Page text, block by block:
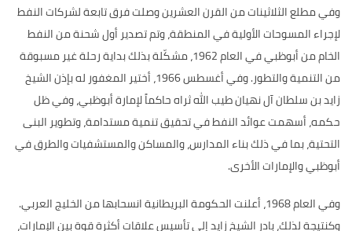
وفي مطلع الثلاثينات من القرن العشرين وصلت فرق تابعة لشركات النفط
لإجراء المسوحات الأولية في المنطقة، وتم تصدير أول شحنة من النفط
الخام من أبوظبي في العام1962، مشكّلة بذلك بداية رحلة غير مسبوقة
من التنمية والتطور.وفي أغسطس1966، أختير المغفور له بإذن الشيخ
زايد بن سلطان آل نهيان طيب الله ثراه حاكماً لإمارة أبوظبي، وفي ظل
حكمه، أسهمت عوائد النفط في تحقيق تنمية مستدامة، وتطوير البنى
التحتية، بما في ذلك بناء المدارس، والمساكن والمستشفيات والطرق في
أبوظبي والإمارات الأخرى.
وفي العام1968، أعلنت الحكومة البريطانية انسحابها من الخليج العربي.
وكنتيجة لذلك، بادر الشيخ زايد إلى تأسيس علاقات أكثرة قوة بين الإمارات،